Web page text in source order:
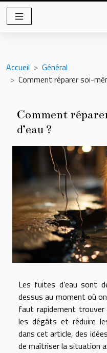
Accueil
Général
Comment réparer soi-
Comment
d’eau ?
Les fuites d’eau sont
dessus au moment où
faut rapidement
les dégâts et réduire
dans cet article, des
de maîtriser la situation